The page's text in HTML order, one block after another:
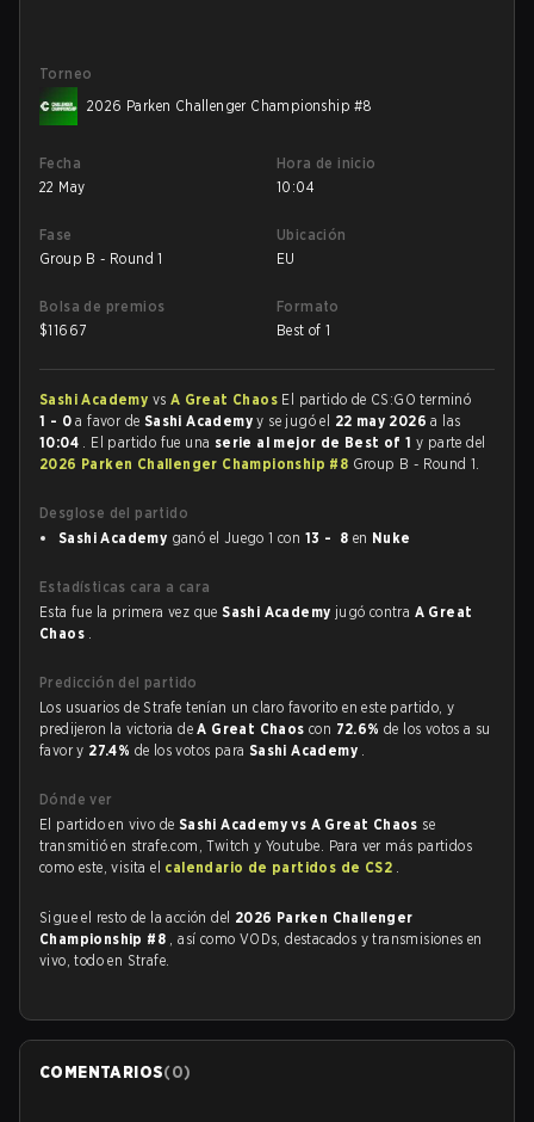
Torneo
2026 Parken Challenger Championship #8
Fecha
22 May
Hora de inicio
10:04
Fase
Group B - Round 1
Ubicación
EU
Bolsa de premios
$11667
Formato
Best of 1
Sashi Academy vs A Great Chaos El partido de CS:GO terminó
1 - 0 a favor de Sashi Academyy se jugó el 22 may 2026a las
10:04 . El partido fue una serie al mejor de Best of 1y parte del
2026 Parken Challenger Championship #8 Group B - Round 1.
Desglose del partido
Sashi Academy ganó el Juego 1 con 13 - 8 en Nuke
Estadísticas cara a cara
Esta fue la primera vez queSashi Academy jugó contra A Great
Chaos .
Predicción del partido
Los usuarios de Strafe tenían un claro favorito en este partido, y
predijeron la victoria deA Great Chaoscon 72.6%de los votos a su
favor y 27.4% de los votos para Sashi Academy .
Dónde ver
El partido en vivo de Sashi Academy vs A Great Chaos se
transmitió en strafe.com, Twitch y Youtube. Para ver más partidos
como este, visita el calendario de partidos de CS2 .
Sigue el resto de la acción del 2026 Parken Challenger
Championship #8 , así como VODs, destacados y transmisiones en
vivo, todo en Strafe.
COMENTARIOS(0)